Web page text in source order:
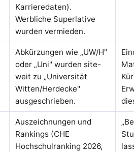
Karrieredaten).
Werbliche Superlative
wurden vermieden.
Abkürzungen wie „UW/H"
oder „Uni" wurden site-
weit zu „Universität
Witten/Herdecke"
ausgeschrieben.
Auszeichnungen und
Rankings (CHE
Hochschulranking 2026,